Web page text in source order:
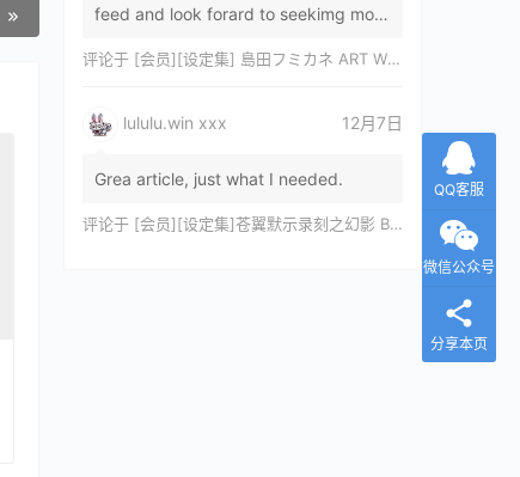
feed and look forard to seekimg mor
评论于 [会员][设定集] 島田フミカネ ART WORKS EXTRA Luminous Witches[DL]
lululu.win xxx 12月7日
Grea article, just what I needed.
评论于 [会员][设定集]苍翼默示录刻之幻影 BLAZBLUE CHRONOPHANTASMA 公式設定資料集II
QQ客服
微信公众号
分享本页